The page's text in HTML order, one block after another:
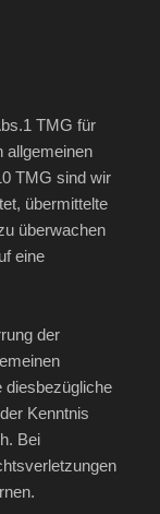
TMG für
allgemeinen
TMG sind wir
übermittelte
überwachen
eine
der
diesbezügliche
Kenntnis
Bei